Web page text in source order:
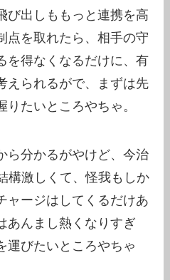
び出しももっと連携を高
点を取れたら、相手の守
を得なくなるだけに、有
えられるがで、まずは先
たいところやちゃ。
ら分かるがやけど、今治
構激しくて、怪我もしか
ャージはしてくるだけあ
あんまし熱くなりすぎ
運びたいところやちゃ